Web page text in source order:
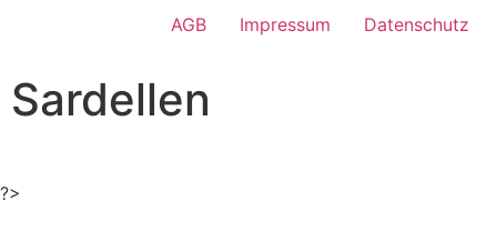
AGB Impressum Datenschutz
Sardellen
?>